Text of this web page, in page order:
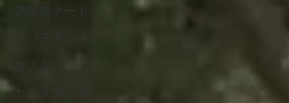
アルファード
メンテナンス
カスタム
カスタマイズ
ボディカラーです。 さらに近年ではNissan GT-R T-
メタリックの絶妙な質感が特徴で、上品さとスポー
📸 作業の様子 オールペンによって、R35 GT-Rのボ